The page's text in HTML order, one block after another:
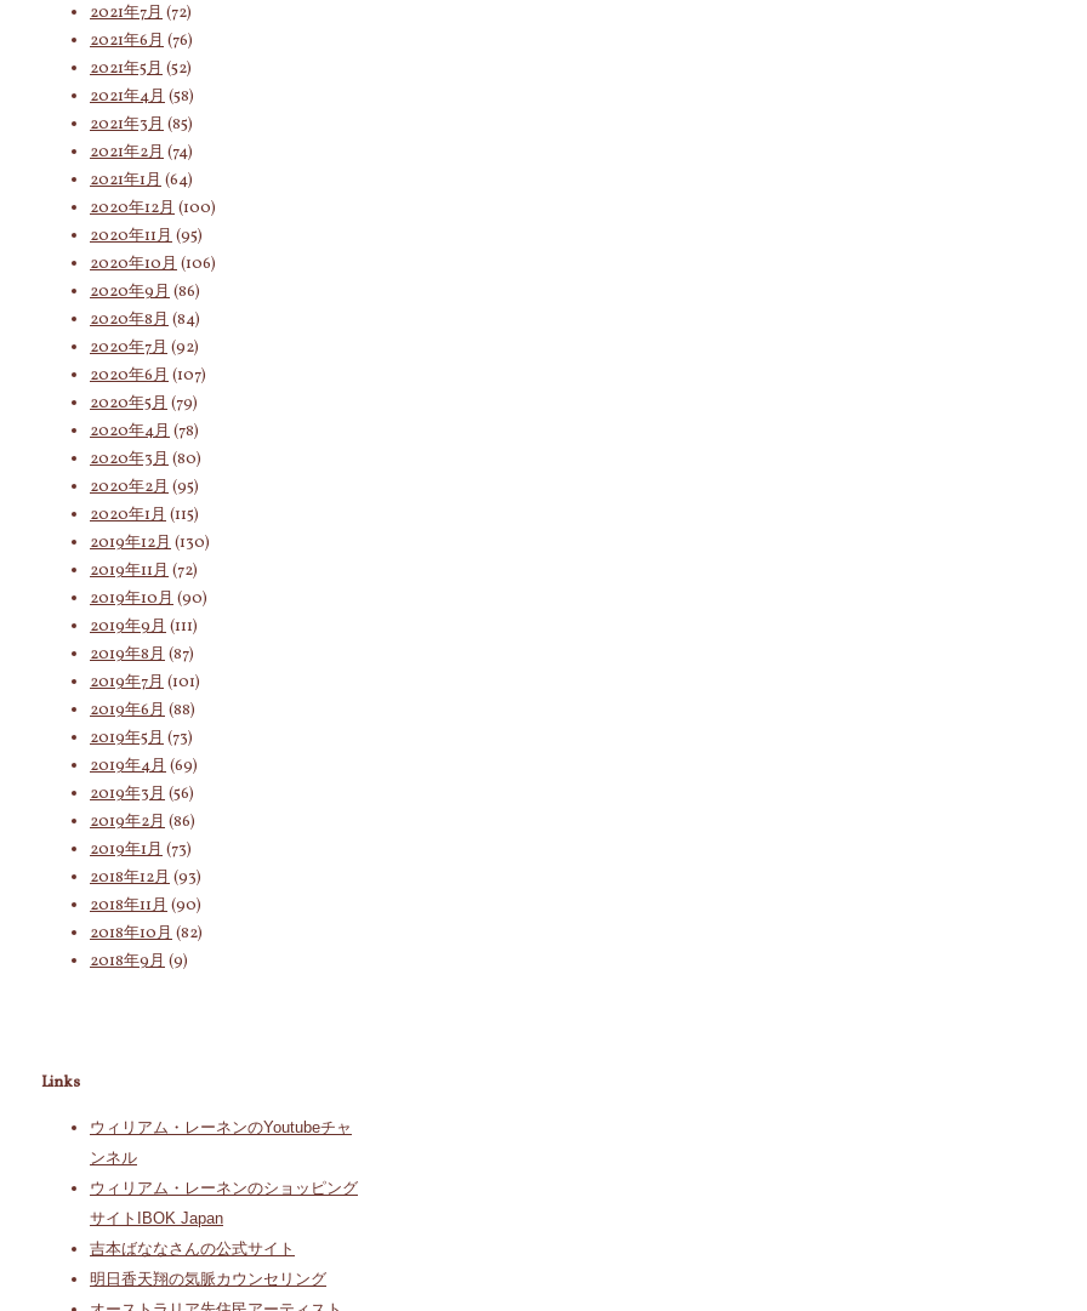
2021年7月 (72)
2021年6月 (76)
2021年5月 (52)
2021年4月 (58)
2021年3月 (85)
2021年2月 (74)
2021年1月 (64)
2020年12月 (100)
2020年11月 (95)
2020年10月 (106)
2020年9月 (86)
2020年8月 (84)
2020年7月 (92)
2020年6月 (107)
2020年5月 (79)
2020年4月 (78)
2020年3月 (80)
2020年2月 (95)
2020年1月 (115)
2019年12月 (130)
2019年11月 (72)
2019年10月 (90)
2019年9月 (111)
2019年8月 (87)
2019年7月 (101)
2019年6月 (88)
2019年5月 (73)
2019年4月 (69)
2019年3月 (56)
2019年2月 (86)
2019年1月 (73)
2018年12月 (93)
2018年11月 (90)
2018年10月 (82)
2018年9月 (9)
Links
ウィリアム・レーネンのYoutubeチャ
ンネル
ウィリアム・レーネンのショッピング
サイトIBOK Japan
吉本ばななさんの公式サイト
明日香天翔の気脈カウンセリング